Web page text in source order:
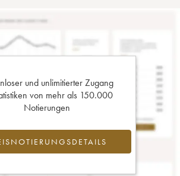
und unlimitierter Zugang
von mehr als 150.000
Notierungen